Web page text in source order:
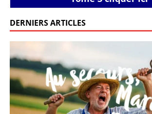
DERNIERS ARTICLES